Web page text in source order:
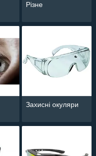
Різне
Захисні окуляри